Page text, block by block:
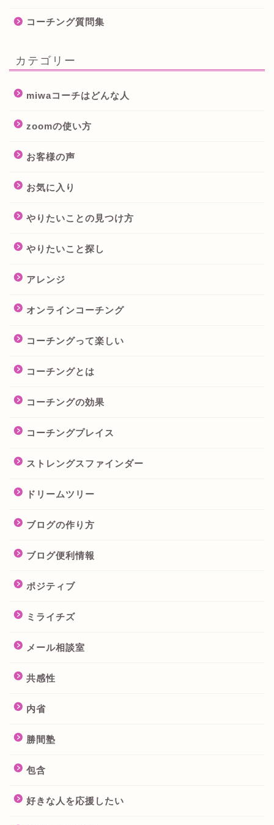
コーチング質問集
カテゴリー
miwaコーチはどんな人
zoomの使い方
お客様の声
お気に入り
やりたいことの見つけ方
やりたいこと探し
アレンジ
オンラインコーチング
コーチングって楽しい
コーチングとは
コーチングの効果
コーチングプレイス
ストレングスファインダー
ドリームツリー
ブログの作り方
ブログ便利情報
ポジティブ
ミライチズ
メール相談室
共感性
内省
勝間塾
包含
好きな人を応援したい